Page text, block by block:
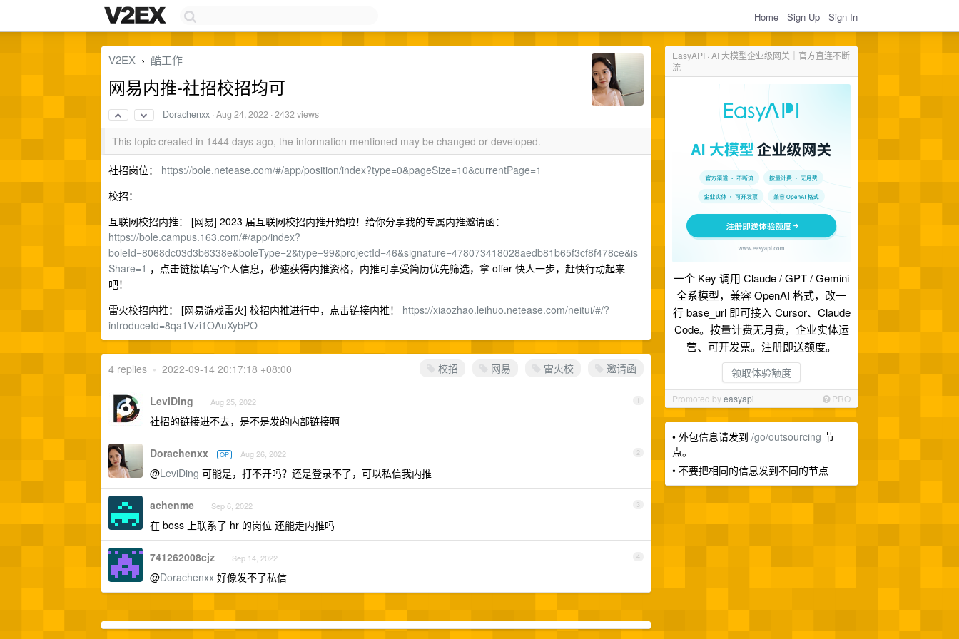
Home Sign Up Sign In
EasyAPI · AI 大模型企业级网关｜官方直连不断
流
一个 Key 调用 Claude / GPT / Gemini
全系模型，兼容 OpenAI 格式，改一
行 base_url 即可接入 Cursor、Claude
Code。按量计费无月费，企业实体运
营、可开发票。注册即送额度。
领取体验额度
Promoted byeasyapi PRO
• 外包信息请发到 /go/outsourcing 节
点。
• 不要把相同的信息发到不同的节点
V2EX › 酷工作
网易内推-社招校招均可
Dorachenxx ·Aug 24, 2022 · 2432 views
This topic created in 1444 days ago, the information mentioned may be changed or developed.
社招岗位： https://bole.netease.com/#/app/position/index?type=0&pageSize=10&currentPage=1
校招：
互联网校招内推： [网易] 2023 届互联网校招内推开始啦！给你分享我的专属内推邀请函：
https://bole.campus.163.com/#/app/index?
boleId=8068dc03d3b6338e&boleType=2&type=99&projectId=46&signature=478073418028aedb81b65f3cf8f478ce&is
Share=1 ，点击链接填写个人信息，秒速获得内推资格，内推可享受简历优先筛选，拿 offer 快人一步，赶快行动起来
吧！
雷火校招内推： [网易游戏雷火] 校招内推进行中，点击链接内推！ https://xiaozhao.leihuo.netease.com/neitui/#/?
introduceId=8qa1Vzi1OAuXybPO
校招 网易 雷火校 邀请函
4 replies • 2022-09-14 20:17:18 +08:00
1
LeviDing Aug 25, 2022
社招的链接进不去，是不是发的内部链接啊
2
Dorachenxx OP Aug 26, 2022
@LeviDing 可能是，打不开吗？还是登录不了，可以私信我内推
3
achenme Sep 6, 2022
在 boss 上联系了 hr 的岗位 还能走内推吗
4
741262008cjz Sep 14, 2022
@Dorachenxx 好像发不了私信